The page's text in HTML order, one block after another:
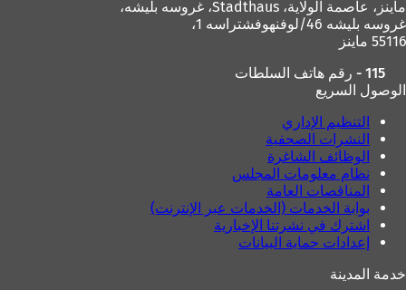
ماينز، عاصمة الولاية،
غروسه بليشه 46/لوفنهوفشتراسه 1،
55116 ماينز
115 - رقم هاتف السلطات
الوصول السريع
التنظيم الإداري
النشرات الصحفية
الوظائف الشاغرة
نظام معلومات المجلس
المناقصات العامة
بوابة الخدمات (الخدمات عبر الإنترنت)
اشترك في نشرتنا الإخبارية
إعدادات حماية البيانات
خدمة المدينة